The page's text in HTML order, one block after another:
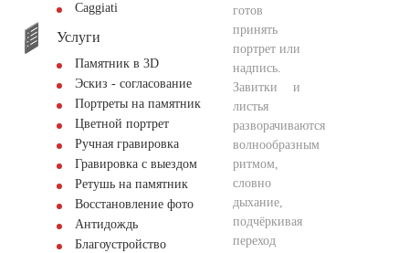
Сaggiati
Услуги
Памятник в 3D
Эскиз - согласование
Портреты на памятник
Цветной портрет
Ручная гравировка
Гравировка с выездом
Ретушь на памятник
Восстановление фото
Антидождь
Благоустройство
готов
принять
портрет или
надпись.
Завитки и
листья
разворачиваются
волнообразным
ритмом,
словно
дыхание,
подчёркивая
переход